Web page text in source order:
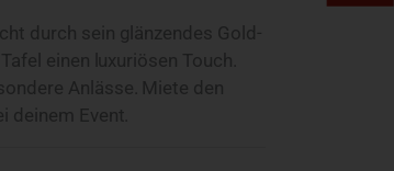
durch sein glänzendes Gold-
einen luxuriösen Touch.
Anlässe. Miete den
deinem Event.